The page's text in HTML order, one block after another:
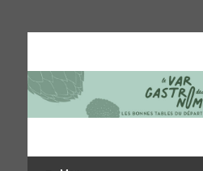
Le Var des
Les bonnes tables du